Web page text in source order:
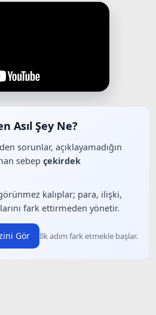
Asıl Şey Ne?
sorunlar, açıklayamadığın
sebep çekirdek
kalıplar; para, ilişki,
fark ettirmeden yönetir.
Gör İlk adım fark etmekle başlar.